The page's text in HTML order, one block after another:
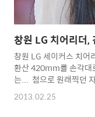
창원 LG 치어리더,
창원 LG 세이커스 치
환산 420mm를 손각대
는... 첨으로 원래찍던
주말 마지막 경기도
toodur2 All pictures
2013.02.25